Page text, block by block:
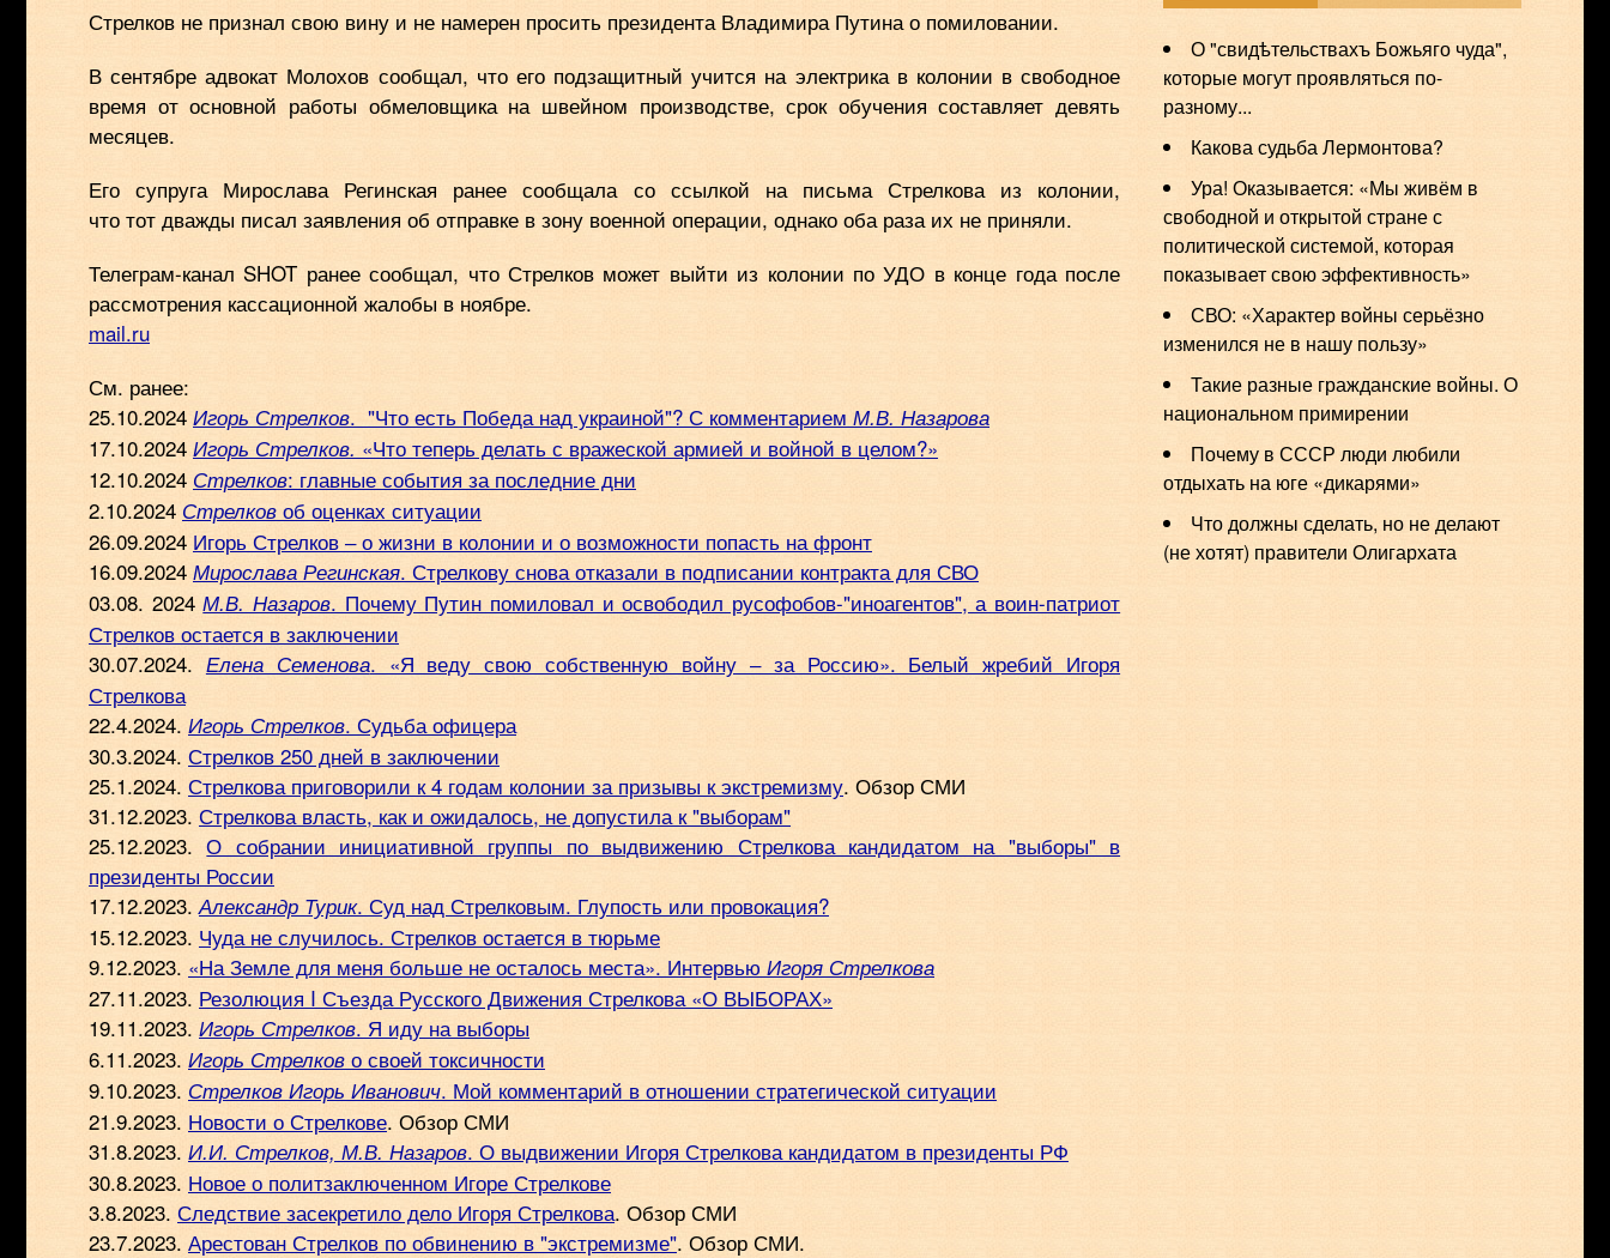
Стрелков не признал свою вину и не намерен просить президента Владимира Путина о помиловании.
В сентябре адвокат Молохов сообщал, что его подзащитный учится на электрика в колонии в свободное
время от основной работы обмеловщика на швейном производстве, срок обучения составляет девять
месяцев.
Его супруга Мирослава Регинская ранее сообщала со ссылкой на письма Стрелкова из колонии,
что тот дважды писал заявления об отправке в зону военной операции, однако оба раза их не приняли.
Телеграм-канал SHOT ранее сообщал, что Стрелков может выйти из колонии по УДО в конце года после
рассмотрения кассационной жалобы в ноябре.
mail.ru
См. ранее:
25.10.2024 Игорь Стрелков. "Что есть Победа над украиной"? С комментарием М.В. Назарова
17.10.2024 Игорь Стрелков. «Что теперь делать с вражеской армией и войной в целом?»
12.10.2024 Стрелков: главные события за последние дни
2.10.2024 Стрелков об оценках ситуации
26.09.2024 Игорь Стрелков ‒ о жизни в колонии и о возможности попасть на фронт
16.09.2024 Мирослава Регинская. Стрелкову снова отказали в подписании контракта для СВО
03.08. 2024М.В. Назаров. Почему Путин помиловал и освободил русофобов-"иноагентов", а воин-патриот
Стрелков остается в заключении
30.07.2024. Елена Семенова. «Я веду свою собственную войну ‒ за Россию». Белый жребий Игоря
Стрелкова
22.4.2024. Игорь Стрелков. Судьба офицера
30.3.2024. Стрелков 250 дней в заключении
25.1.2024. Стрелкова приговорили к 4 годам колонии за призывы к экстремизму. Обзор СМИ
31.12.2023. Стрелкова власть, как и ожидалось, не допустила к "выборам"
25.12.2023.О собрании инициативной группы по выдвижению Стрелкова кандидатом на "выборы" в
президенты России
17.12.2023.Александр Турик. Суд над Стрелковым. Глупость или провокация?
15.12.2023. Чуда не случилось. Стрелков остается в тюрьме
9.12.2023. «На Земле для меня больше не осталось места». Интервью Игоря Стрелкова
27.11.2023. Резолюция I Съезда Русского Движения Стрелкова «О ВЫБОРАХ»
19.11.2023. Игорь Стрелков. Я иду на выборы
6.11.2023. Игорь Стрелков о своей токсичности
9.10.2023. Стрелков Игорь Иванович. Мой комментарий в отношении стратегической ситуации
21.9.2023. Новости о Стрелкове. Обзор СМИ
31.8.2023. И.И. Стрелков, М.В. Назаров. О выдвижении Игоря Стрелкова кандидатом в президенты РФ
30.8.2023. Новое о политзаключенном Игоре Стрелкове
3.8.2023. Следствие засекретило дело Игоря Стрелкова. Обзор СМИ
23.7.2023. Арестован Стрелков по обвинению в "экстремизме". Обзор СМИ.
О "свидѣтельствахъ Божьяго чуда",
которые могут проявляться по-
разному...
Какова судьба Лермонтова?
Ура! Оказывается: «Мы живём в
свободной и открытой стране с
политической системой, которая
показывает свою эффективность»
СВО: «Характер войны серьёзно
изменился не в нашу пользу»
️Такие разные гражданские войны. О
национальном примирении
Почему в СССР люди любили
отдыхать на юге «дикарями»
Что должны сделать, но не делают
(не хотят) правители Олигархата